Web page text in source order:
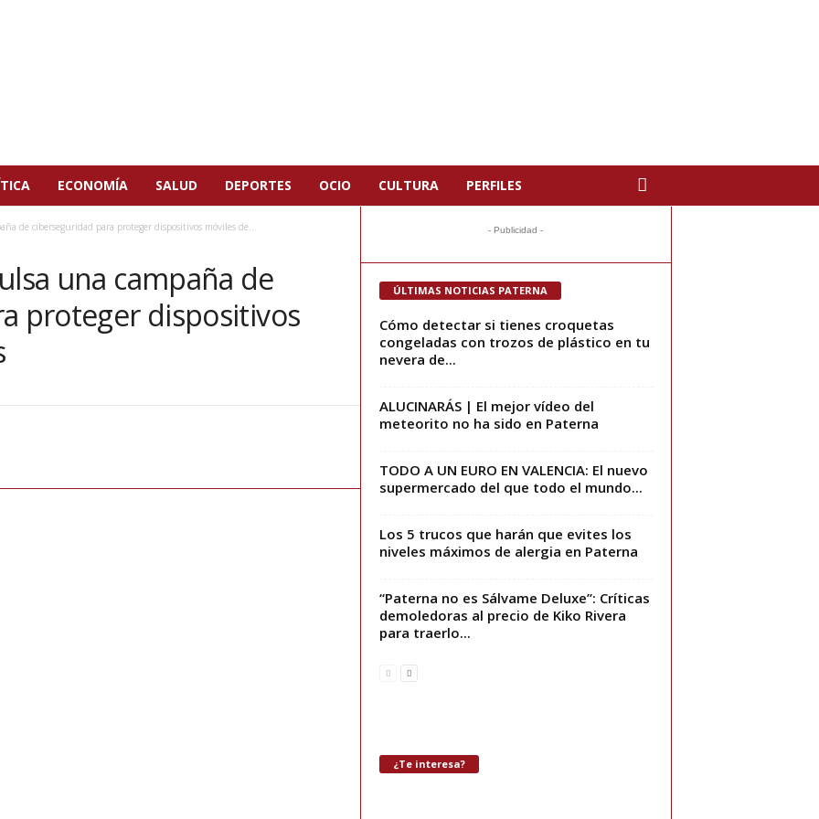
ECONOMÍA SALUD DEPORTES OCIO CULTURA PERFILES
de ciberseguridad para proteger dispositivos móviles de...
una campaña de
proteger dispositivos
- Publicidad -
ÚLTIMAS NOTICIAS PATERNA
Cómo detectar si tienes croquetas
congeladas con trozos de plástico en tu
nevera de...
ALUCINARÁS | El mejor vídeo del
meteorito no ha sido en Paterna
TODO A UN EURO EN VALENCIA: El nuevo
supermercado del que todo el mundo...
Los 5 trucos que harán que evites los
niveles máximos de alergia en Paterna
“Paterna no es Sálvame Deluxe”: Críticas
demoledoras al precio de Kiko Rivera
para traerlo...
¿Te interesa?